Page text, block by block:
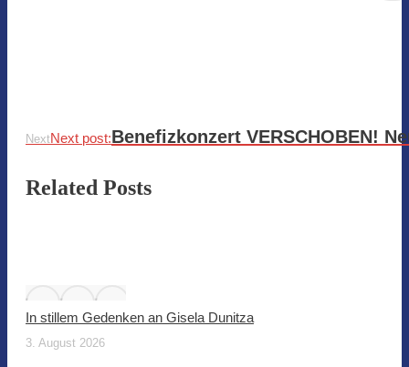
NextNext post:Benefizkonzert VERSCHOBEN!
Related Posts
In stillem Gedenken an Gisela Dunitza
3. August 2026